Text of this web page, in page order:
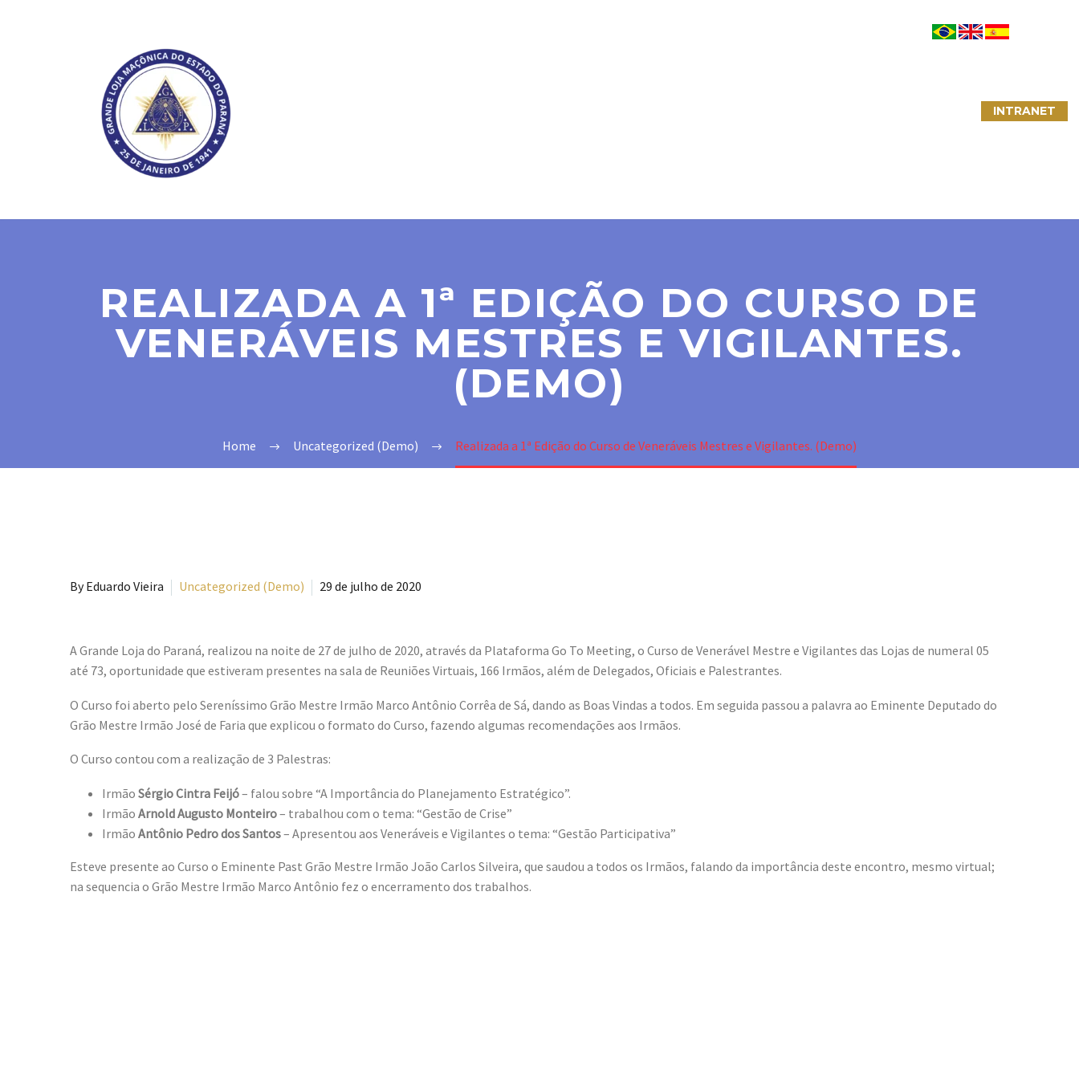
INTRANET
REALIZADA A 1ª EDIÇÃO DO CURSO DE
VENERÁVEIS MESTRES E VIGILANTES.
(DEMO)
Home Uncategorized (Demo) Realizada a 1ª Edição do Curso de Veneráveis Mestres e Vigilantes. (Demo)
By Eduardo Vieira Uncategorized (Demo) 29 de julho de 2020
A Grande Loja do Paraná, realizou na noite de 27 de julho de 2020, através da Plataforma Go To Meeting, o Curso de Venerável Mestre e Vigilantes das Lojas de numeral 05
até 73, oportunidade que estiveram presentes na sala de Reuniões Virtuais, 166 Irmãos, além de Delegados, Oficiais e Palestrantes.
O Curso foi aberto pelo Sereníssimo Grão Mestre Irmão Marco Antônio Corrêa de Sá, dando as Boas Vindas a todos. Em seguida passou a palavra ao Eminente Deputado do
Grão Mestre Irmão José de Faria que explicou o formato do Curso, fazendo algumas recomendações aos Irmãos.
O Curso contou com a realização de 3 Palestras:
Irmão Sérgio Cintra Feijó– falou sobre “A Importância do Planejamento Estratégico”.
Irmão Arnold Augusto Monteiro– trabalhou com o tema: “Gestão de Crise”
Irmão Antônio Pedro dos Santos– Apresentou aos Veneráveis e Vigilantes o tema: “Gestão Participativa”
Esteve presente ao Curso o Eminente Past Grão Mestre Irmão João Carlos Silveira, que saudou a todos os Irmãos, falando da importância deste encontro, mesmo virtual;
na sequencia o Grão Mestre Irmão Marco Antônio fez o encerramento dos trabalhos.